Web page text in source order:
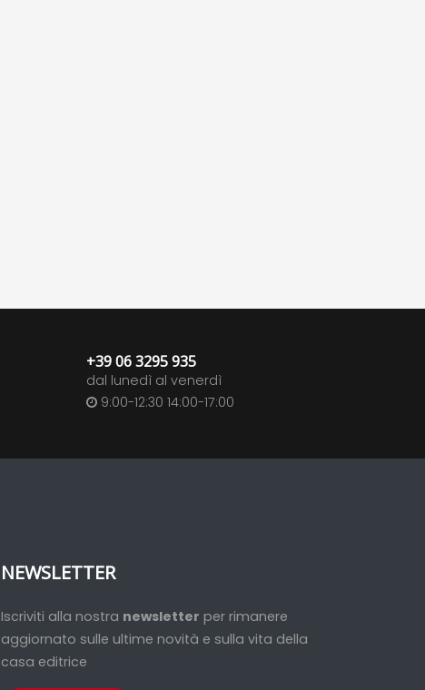
+39 06 3295 935
dal lunedì al venerdì
9:00-12:30 14:00-17:00
NEWSLETTER
Iscriviti alla nostra newsletter per rimanere
aggiornato sulle ultime novità e sulla vita della
casa editrice